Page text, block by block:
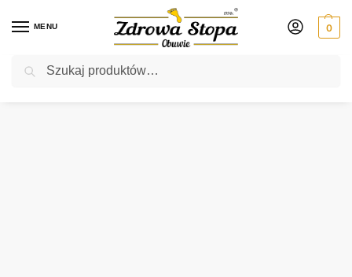
MENU 0
Rabat ⚡ 5% kod: ZDROWASTOPA (na obuwie poza promocją)